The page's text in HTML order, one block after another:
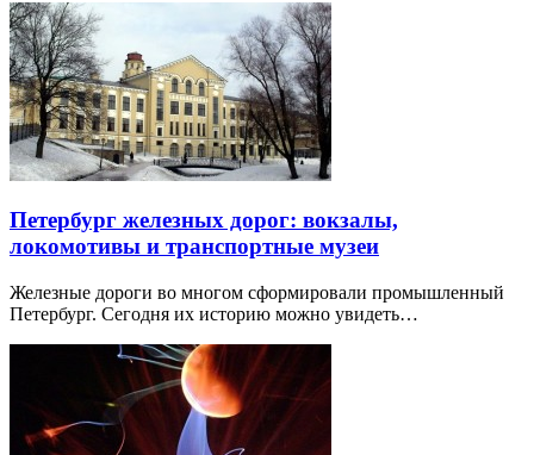
Петербург железных дорог: вокзалы,
локомотивы и транспортные музеи
Железные дороги во многом сформировали промышленный
Петербург. Сегодня их историю можно увидеть…